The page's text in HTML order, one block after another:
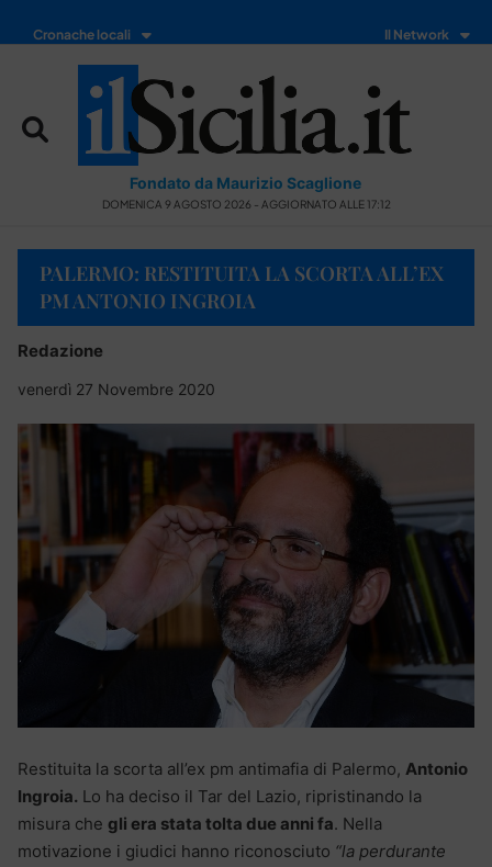
Cronache locali Il Network
Fondato da Maurizio Scaglione
DOMENICA 9 AGOSTO 2026 - AGGIORNATO ALLE 17:12
PALERMO: RESTITUITA LA SCORTA ALL’EX
PM ANTONIO INGROIA
Redazione
venerdì 27 Novembre 2020
Restituita la scorta all’ex pm antimafia di Palermo, Antonio
Ingroia. Lo ha deciso il Tar del Lazio, ripristinando la
misura che gli era stata tolta due anni fa. Nella
motivazione i giudici hanno riconosciuto “la perdurante